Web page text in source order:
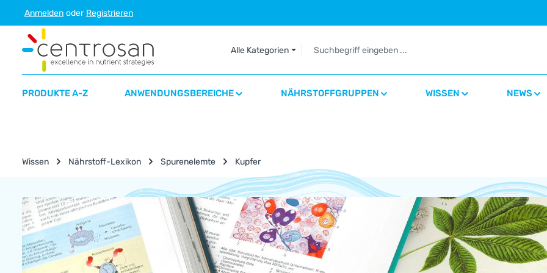
Hauptinhalt springen
Zur Suche springen
Zur Hauptnavigation springen
Anmelden oder Registrieren
Alle Kategorien
PRODUKTE A-Z ANWENDUNGSBEREICHE NÄHRSTOFFGRUPPEN WISSEN NEWS
Wissen Nährstoff-Lexikon Spurenelemte Kupfer
Nährstoff-Lexikon